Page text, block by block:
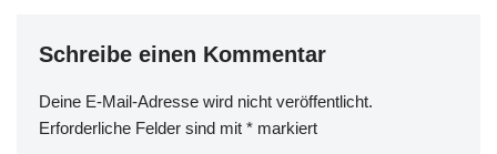
Schreibe einen Kommentar
Deine E-Mail-Adresse wird nicht veröffentlicht.
Erforderliche Felder sind mit * markiert